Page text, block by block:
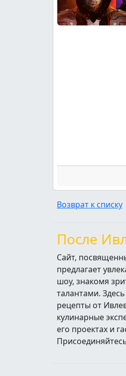
Возврат к списку
После
Сайт,
предлагает
шоу, знакомя
талантами.
рецепты от
кулинарные
его проектах и